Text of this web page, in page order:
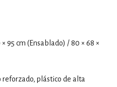
95 cm (Ensablado) / 80 × 68 ×
plástico de alta